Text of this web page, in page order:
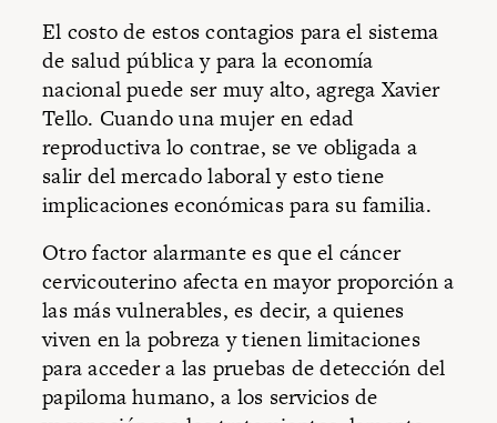
El costo de estos contagios para el sistema
de salud pública y para la economía
nacional puede ser muy alto, agrega Xavier
Tello. Cuando una mujer en edad
reproductiva lo contrae, se ve obligada a
salir del mercado laboral y esto tiene
implicaciones económicas para su familia.
Otro factor alarmante es que el cáncer
cervicouterino afecta en mayor proporción a
las más vulnerables, es decir, a quienes
viven en la pobreza y tienen limitaciones
para acceder a las pruebas de detección del
papiloma humano, a los servicios de